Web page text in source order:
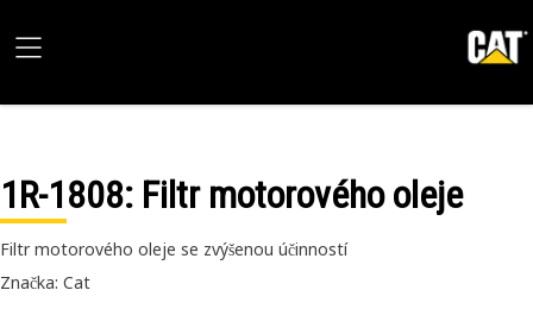
1R-1808: Filtr motorového oleje
Filtr motorového oleje se zvýšenou účinností
Značka: Cat